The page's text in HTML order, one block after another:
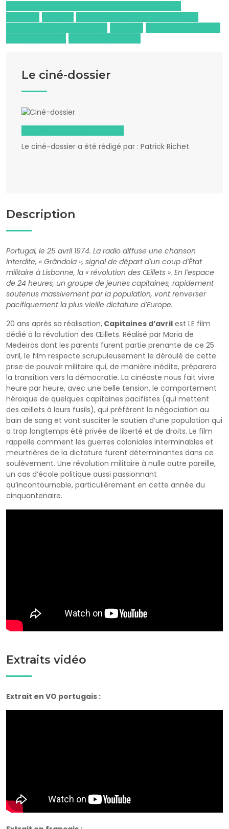
Le ciné-dossier
Le ciné-dossier a été rédigé par : Patrick Richet
Description
Portugal, le 25 avril 1974. La radio diffuse une chanson
interdite, « Grândola », signal de départ dʼun coup dʼÉtat
militaire à Lisbonne, la « révolution des Œillets ». En lʼespace
de 24 heures, un groupe de jeunes capitaines, rapidement
soutenus massivement par la population, vont renverser
pacifiquement la plus vieille dictature dʼEurope.
20 ans après sa réalisation, Capitaines dʼavril est LE film
dédié à la révolution des Œillets. Réalisé par Maria de
Medeiros dont les parents furent partie prenante de ce 25
avril, le film respecte scrupuleusement le déroulé de cette
prise de pouvoir militaire qui, de manière inédite, préparera
la transition vers la démocratie. La cinéaste nous fait vivre
heure par heure, avec une belle tension, le comportement
héroïque de quelques capitaines pacifistes (qui mettent
des œillets à leurs fusils), qui préfèrent la négociation au
bain de sang et vont susciter le soutien dʼune population qui
a trop longtemps été privée de liberté et de droits. Le film
rappelle comment les guerres coloniales interminables et
meurtrières de la dictature furent déterminantes dans ce
soulèvement. Une révolution militaire à nulle autre pareille,
un cas dʼécole politique aussi passionnant
quʼincontournable, particulièrement en cette année du
cinquantenaire.
Extraits vidéo
Extrait en VO portugais :